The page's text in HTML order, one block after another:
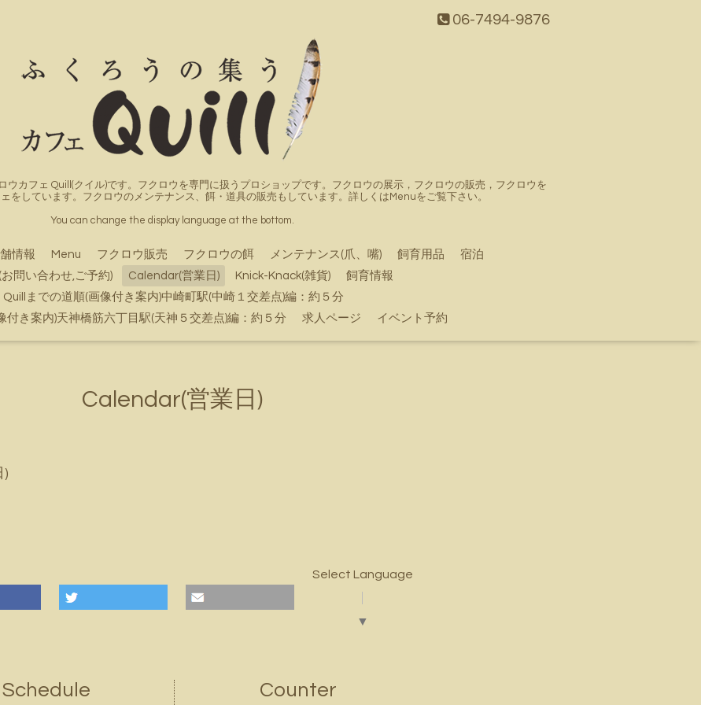
06-7494-9876
ウカフェ Quill(クイル)です。フクロウを専門に扱うプロショップです。フクロウの展示，フクロウの販売，フクロウを
をしています。フクロウのメンテナンス、餌・道具の販売もしています。詳しくはMenuをご覧下さい。
You can change the display language at the bottom.
情報 Menu フクロウ販売 フクロウの餌 メンテナンス(爪、嘴) 飼育用品
宿泊
問い合わせ,ご予約)
Calendar(営業日) Knick-Knack(雑貨)
飼育情報
Quillまでの道順(画像付き案内)中崎町駅(中崎１交差点)編：約５分
付き案内)天神橋筋六丁目駅(天神５交差点)編：約５分
求人ページ イベント予約
Calendar(営業日)
)
Select Language
▼
Schedule Counter